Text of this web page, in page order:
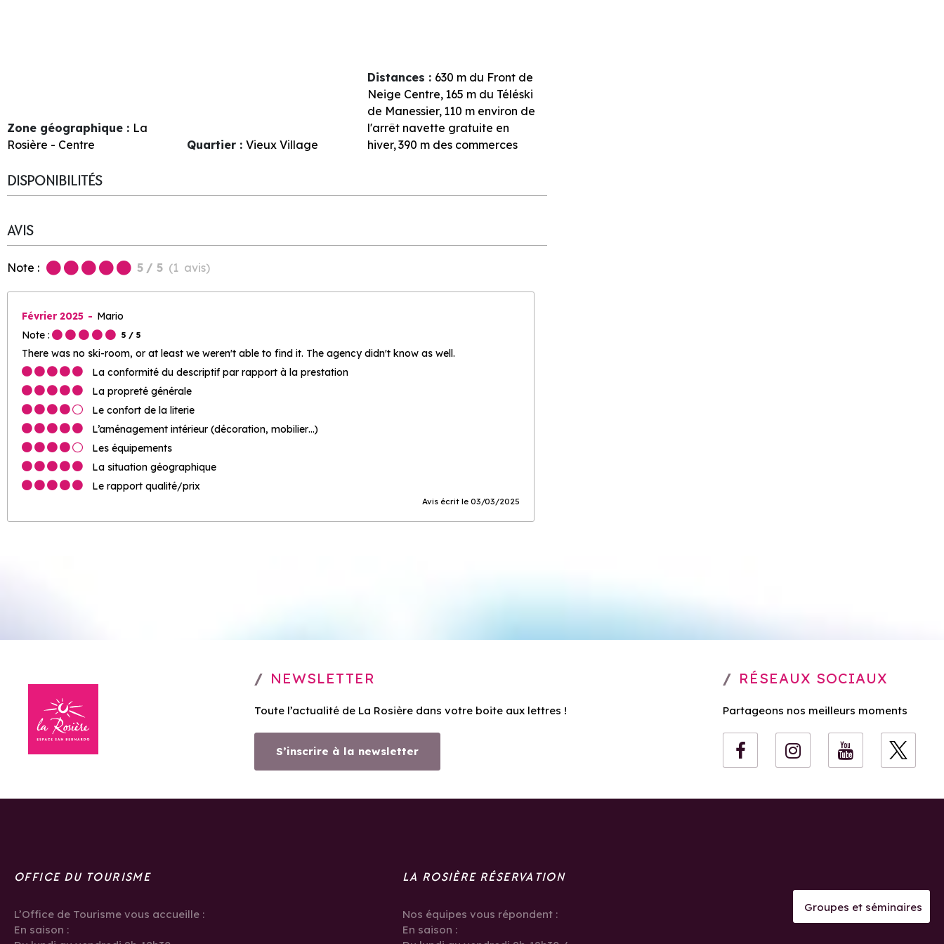
Zone géographique : La
Rosière - Centre
Quartier :Vieux Village
Distances : 630 m du Front de
Neige Centre 165 m du Téléski
de Manessier 110 m environ de
l'arrêt navette gratuite en
hiver 390 m des commerces
DISPONIBILITÉS
AVIS
Note : 5 / 5 (1 avis)
Février 2025
Mario
Note :
5 / 5
There was no ski-room, or at least we weren't able to find it. The agency didn't know as well.
La conformité du descriptif par rapport à la prestation
La propreté générale
Le confort de la literie
L’aménagement intérieur (décoration, mobilier…)
Les équipements
La situation géographique
Le rapport qualité/prix
Avis écrit le 03/03/2025
NEWSLETTER
Toute l’actualité de La Rosière dans votre boite aux lettres !
S’inscrire à la newsletter
RÉSEAUX SOCIAUX
Partageons nos meilleurs moments
OFFICE DU TOURISME
L’Office de Tourisme vous accueille :
En saison :
LA ROSIÈRE RÉSERVATION
Nos équipes vous répondent :
En saison :
Groupes et séminaires